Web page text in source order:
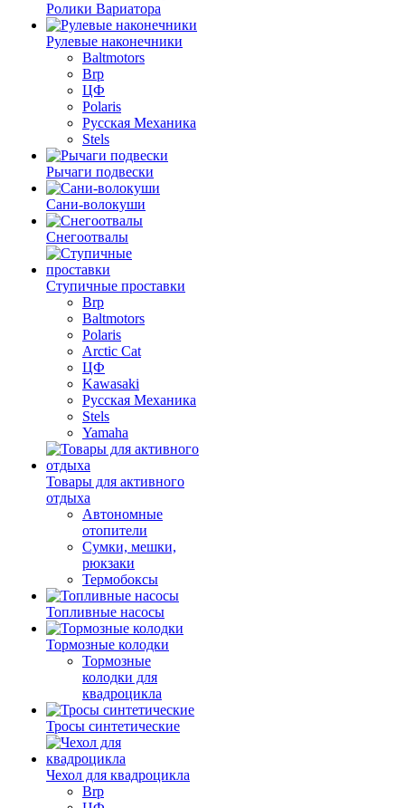
Ролики Вариатора
Рулевые наконечники
Baltmotors
Brp
ЦФ
Polaris
Русская Механика
Stels
Рычаги подвески
Сани-волокуши
Снегоотвалы
Ступичные проставки
Brp
Baltmotors
Polaris
Arctic Cat
ЦФ
Kawasaki
Русская Механика
Stels
Yamaha
Товары для активного
отдыха
Автономные
отопители
Сумки, мешки,
рюкзаки
Термобоксы
Топливные насосы
Тормозные колодки
Тормозные
колодки для
квадроцикла
Тросы синтетические
Чехол для квадроцикла
Brp